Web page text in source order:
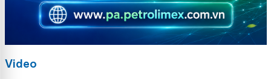
Video